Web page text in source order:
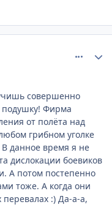
совершенно
подушку! Фирма
от полёта над
грибном уголке
данное время я не
дислокации боевиков
А потом постепенно
тоже. А когда они
перевалах :) Да-а-а,